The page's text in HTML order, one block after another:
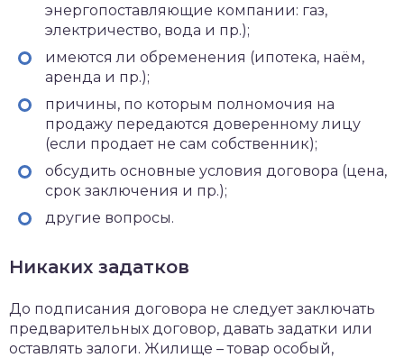
энергопоставляющие компании: газ,
электричество, вода и пр.);
имеются ли обременения (ипотека, наём,
аренда и пр.);
причины, по которым полномочия на
продажу передаются доверенному лицу
(если продает не сам собственник);
обсудить основные условия договора (цена,
срок заключения и пр.);
другие вопросы.
Никаких задатков
До подписания договора не следует заключать
предварительных договор, давать задатки или
оставлять залоги. Жилище – товар особый,